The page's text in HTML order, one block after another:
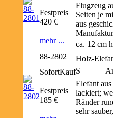
Flugzeug
Seiten je
aus
ca. 12 cm
Festpreis
420 €
mehr ...
88-2802
Holz-
S
Elefant
lackiert;
Ränder
sehr
SofortKauf
Festpreis
185 €